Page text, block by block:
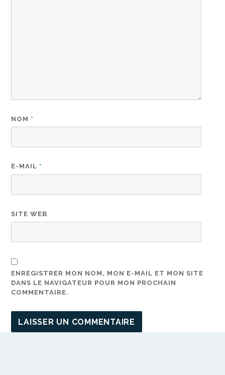
NOM *
E-MAIL *
SITE WEB
ENREGISTRER MON NOM, MON E-MAIL ET MON SITE
DANS LE NAVIGATEUR POUR MON PROCHAIN
COMMENTAIRE.